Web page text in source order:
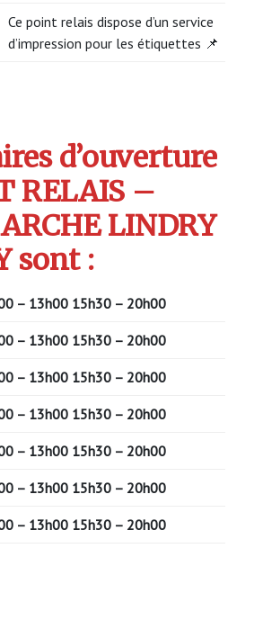
Ce point relais dispose d’un service
d’impression pour les étiquettes 📌
d’ouverture
RELAIS –
LINDRY
sont :
– 13h00 15h30 – 20h00
– 13h00 15h30 – 20h00
– 13h00 15h30 – 20h00
– 13h00 15h30 – 20h00
– 13h00 15h30 – 20h00
– 13h00 15h30 – 20h00
– 13h00 15h30 – 20h00